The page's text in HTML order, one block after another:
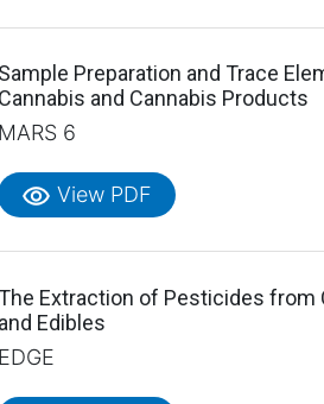
Preparation and Trace
and Cannabis Products
6
visibility View PDF
Extraction of Pesticides from
Edibles